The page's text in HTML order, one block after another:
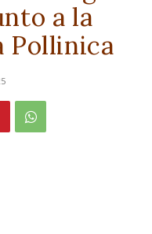
a la
Pollinica